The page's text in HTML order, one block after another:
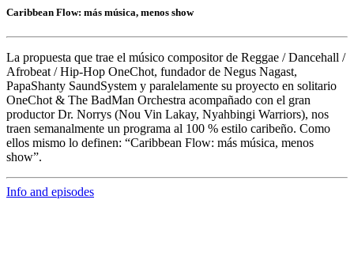
Caribbean Flow: más música, menos show
La propuesta que trae el músico compositor de Reggae / Dancehall /
Afrobeat / Hip-Hop OneChot, fundador de Negus Nagast,
PapaShanty SaundSystem y paralelamente su proyecto en solitario
OneChot & The BadMan Orchestra acompañado con el gran
productorDr. Norrys (Nou Vin Lakay, Nyahbingi Warriors), nos
traen semanalmente un programa al 100 % estilo caribeño. Como
ellos mismo lo definen: “Caribbean Flow: más música, menos
show”.
Info and episodes